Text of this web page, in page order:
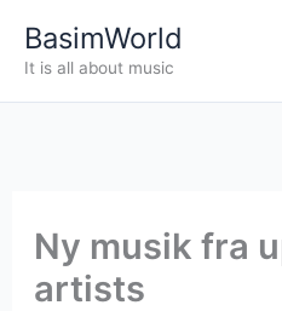
BasimWorld
It is all about music
Ny musik fra
artists